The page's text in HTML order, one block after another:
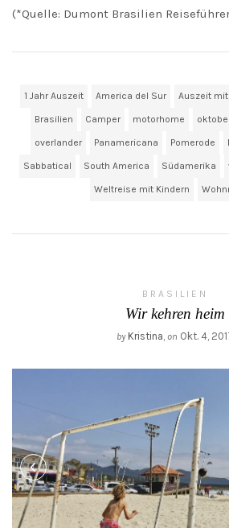
(*Quelle: Dumont Brasilien
1 Jahr Auszeit America del Sur Auszeit
Brasilien Camper motorhome
overlander Panamericana Pomerode
Sabbatical South America Südamerika
Weltreise mit Kindern
BRASILIEN
Wir kehren heim
by Kristina on Okt. 4,